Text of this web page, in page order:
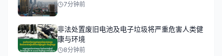
7分钟前
非法处置废旧电池及电子垃圾将严重危害人类健
康与环境
8分钟前